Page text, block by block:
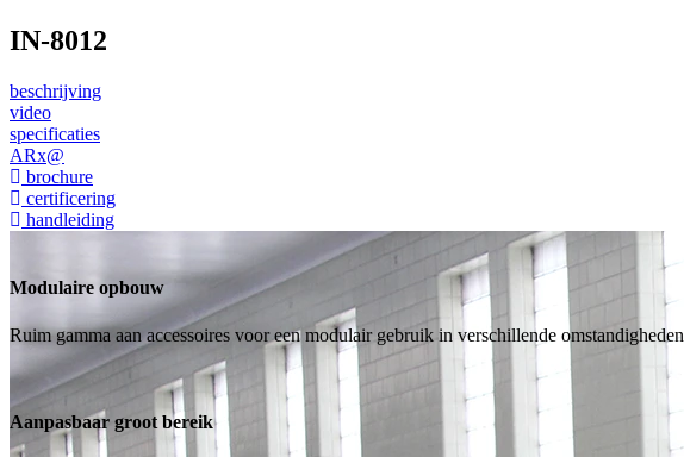
IN-8012
beschrijving
video
specificaties
ARx@
brochure
certificering
handleiding
Modulaire opbouw
Ruim gamma aan accessoires voor een modulair gebruik in verschillende omstandigheden
Aanpasbaar groot bereik